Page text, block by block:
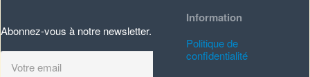
Abonnez-vous à notre newsletter.
Information
Politique de
confidentialité